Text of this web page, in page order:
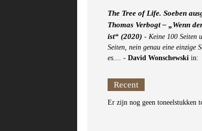
The Tree of Life. Soeben
Thomas Verbogt – „Wenn
ist“ (2020) - Keine 100 Seiten
Seiten, nein genau eine einzige
es.... - David Wonschewski in:
Recent
Er zijn nog geen toneelstukken